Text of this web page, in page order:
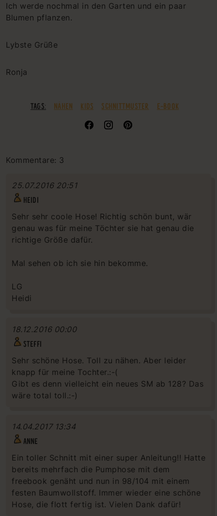
Ich werde nochmal in den Garten und ein paar
Blumen pflanzen.
Lybste Grüße
Ronja
TAGS: NÄHEN KIDS SCHNITTMUSTER E-BOOK
Kommentare: 3
HEIDI
25.07.2016 20:51
Sehr sehr coole Hose! Richtig schön bunt, wär
genau was für meine Töchter sie hat genau die
richtige Größe dafür.
Mal sehen ob ich sie hin bekomme.
LG
Heidi
STEFFI
18.12.2016 00:00
Sehr schöne Hose. Toll zu nähen. Aber leider
knapp für meine Tochter.:-(
Gibt es denn vielleicht ein neues SM ab 128? Das
wäre total toll.:-)
ANNE
14.04.2017 13:34
Ein toller Schnitt mit einer super Anleitung!! Hatte
bereits mehrfach die Pumphose mit dem
freebook genäht und nun in 98/104 mit einem
festen Baumwollstoff. Immer wieder eine schöne
Hose, die flott fertig ist. Vielen Dank dafür!